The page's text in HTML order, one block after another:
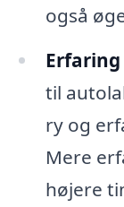
også
til
ry og
Mere
højere